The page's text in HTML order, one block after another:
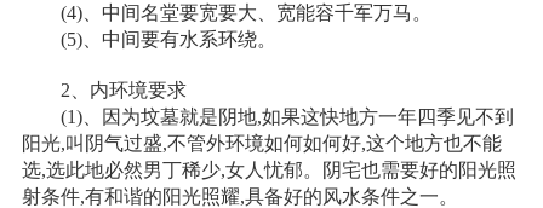
(4)、中间名堂要宽要大、宽能容千军万马。
(5)、中间要有水系环绕。
2、内环境要求
(1)、因为坟墓就是阴地,如果这快地方一年四季见不到
阳光,叫阴气过盛,不管外环境如何如何好,这个地方也不能
选,选此地必然男丁稀少,女人忧郁。阴宅也需要好的阳光照
射条件,有和谐的阳光照耀,具备好的风水条件之一。